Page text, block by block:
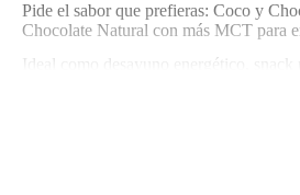
Pide el sabor que prefieras: Coco y
Chocolate Natural con más MCT para
Ideal como desayuno energético,